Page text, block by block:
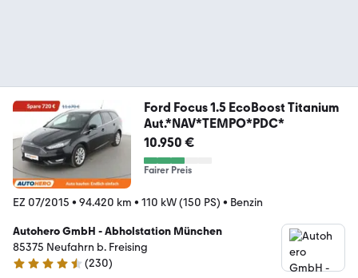
Ford Focus 1.5 EcoBoost Titanium
Aut.*NAV*TEMPO*PDC*
10.950 €
Fairer Preis
EZ 07/2015 • 94.420 km • 110 kW (150 PS) • Benzin
Autohero GmbH - Abholstation München
85375 Neufahrn b. Freising
4.4 Sterne
(230)